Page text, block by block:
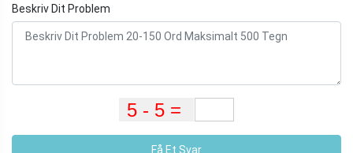
Beskriv Dit Problem
Få Et Svar